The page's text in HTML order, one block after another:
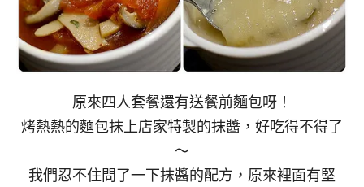
原來四人套餐還有送餐前麵包呀！
烤熱熱的麵包抹上店家特製的抹醬，好吃得不得了
～
我們忍不住問了一下抹醬的配方，原來裡面有堅